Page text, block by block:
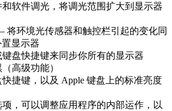
软件调光，将调光范围扩大到显示器
将环境光传感器和触控栏引起的变化同
显示器
盘快捷键来同步你所有的显示器
高级功能）
捷键，以及 Apple 键盘上的标准亮度
项，可以调整应用程序的内部运作，以